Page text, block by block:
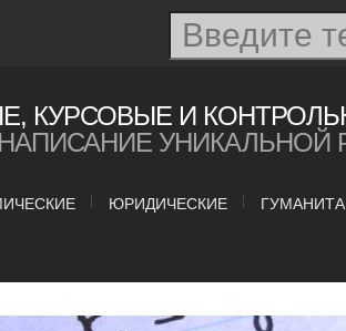
КУРСОВЫЕ И
ЮРИДИЧЕСКИЕ